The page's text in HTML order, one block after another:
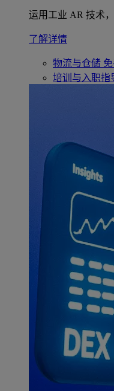
运用工业 AR 技术
了解详情
物流与仓储
培训与入职指